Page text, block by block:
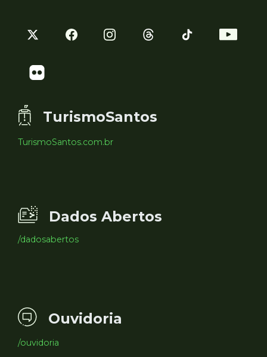
TurismoSantos
TurismoSantos.com.br
Dados Abertos
/dadosabertos
Ouvidoria
/ouvidoria